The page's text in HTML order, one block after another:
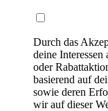
Durch das
deine Interessen
oder
basierend auf
sowie deren
wir auf dieser